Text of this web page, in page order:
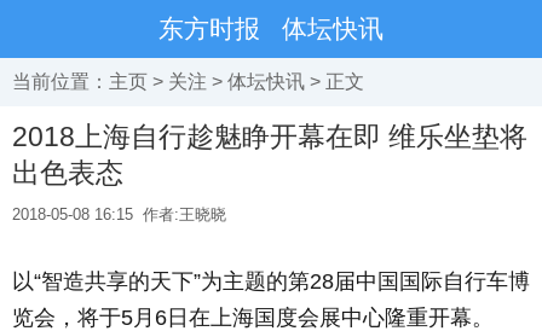
东方时报 体坛快讯
当前位置： 主页 > 关注 > 体坛快讯 > 正文
2018上海自行趁魅睁开幕在即 维乐坐垫将
出色表态
2018-05-08 16:15 作者:王晓晓
以“智造共享的天下”为主题的第28届中国国际自行车博
览会，将于5月6日在上海国度会展中心隆重开幕。